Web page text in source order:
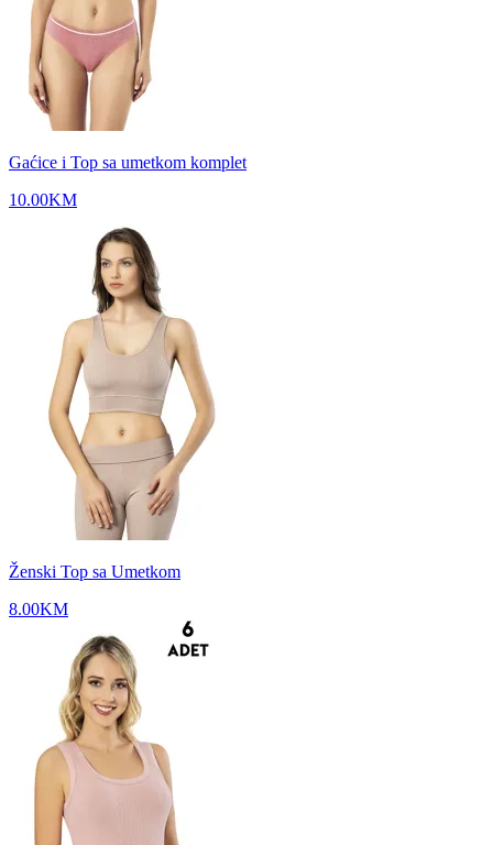
Gaćice i Top sa umetkom komplet
10.00KM
Ženski Top sa Umetkom
8.00KM